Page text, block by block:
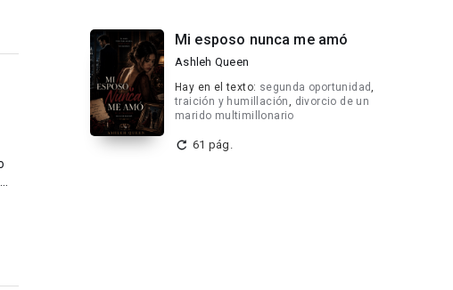
Mi esposo nunca me amó
Ashleh Queen
Hay en el texto: segunda oportunidad,
traición y humillación, divorcio de un
marido multimillonario
61 pág.